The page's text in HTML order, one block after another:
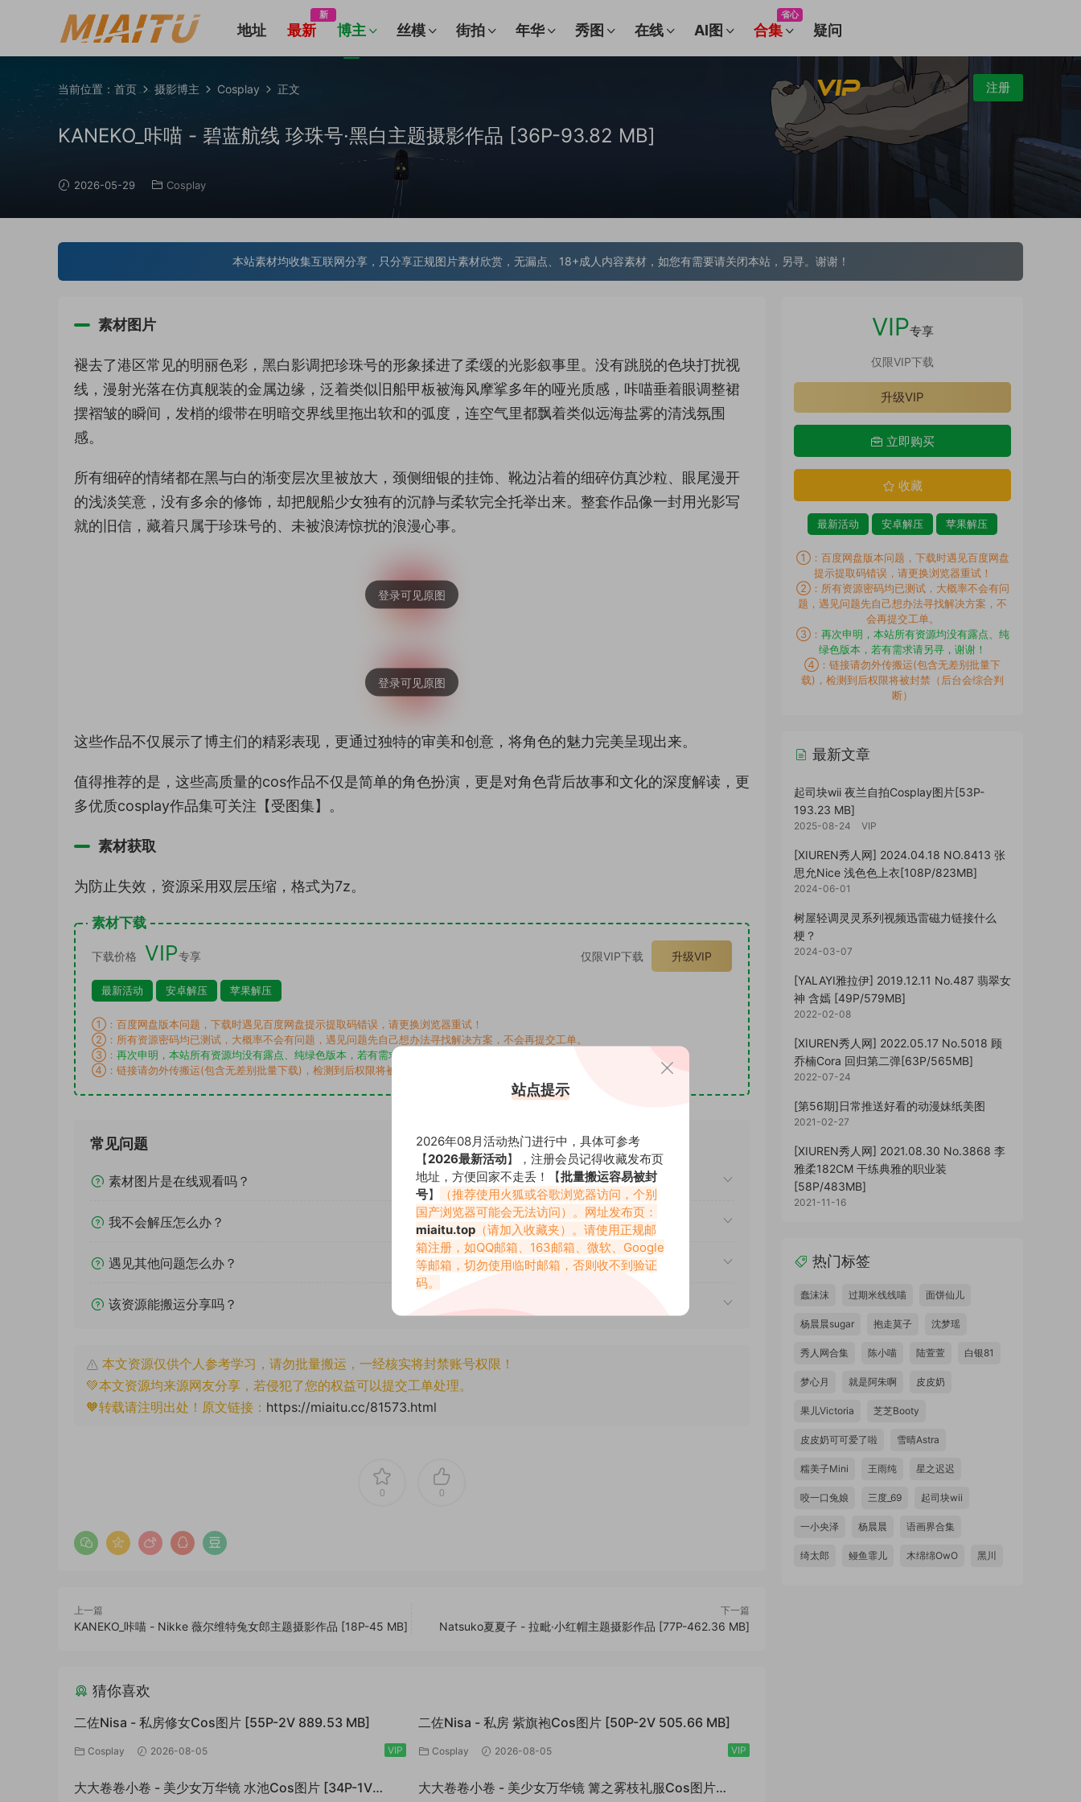
地址 最新
新
博主 丝模 街拍 年华 秀图 在线 AI图 合集
省心
疑问
登录 注册
当前位置： 首页 摄影博主 Cosplay 正文
KANEKO_咔喵 - 碧蓝航线 珍珠号·黑白主题摄影作品 [36P-93.82 MB]
2026-05-29 Cosplay
本站素材均收集互联网分享，只分享正规图片素材欣赏，无漏点、18+成人内容素材，如您有需要请关闭本站，另寻。谢谢！
素材图片
褪去了港区常见的明丽色彩，黑白影调把珍珠号的形象揉进了柔缓的光影叙事里。没有跳脱的色块打扰视
线，漫射光落在仿真舰装的金属边缘，泛着类似旧船甲板被海风摩挲多年的哑光质感，咔喵垂着眼调整裙
摆褶皱的瞬间，发梢的缎带在明暗交界线里拖出软和的弧度，连空气里都飘着类似远海盐雾的清浅氛围
感。
所有细碎的情绪都在黑与白的渐变层次里被放大，颈侧细银的挂饰、靴边沾着的细碎仿真沙粒、眼尾漫开
的浅淡笑意，没有多余的修饰，却把舰船少女独有的沉静与柔软完全托举出来。整套作品像一封用光影写
就的旧信，藏着只属于珍珠号的、未被浪涛惊扰的浪漫心事。
这些作品不仅展示了博主们的精彩表现，更通过独特的审美和创意，将角色的魅力完美呈现出来。
值得推荐的是，这些高质量的cos作品不仅是简单的角色扮演，更是对角色背后故事和文化的深度解读，更
多优质cosplay作品集可关注【受图集】。
素材获取
为防止失效，资源采用双层压缩，格式为7z。
素材下载
下载价格 VIP专享 仅限VIP下载 升级VIP
最新活动 安卓解压 苹果解压
①：百度网盘版本问题，下载时遇见百度网盘提示提取码错误，请更换浏览器重试！
②：所有资源密码均已测试，大概率不会有问题，遇见问题先自己想办法寻找解决方案，不会再提交工单。
③： 再次申明，本站所有资源均没有露点、纯绿色版本，若有需求请另寻，谢谢！
④：链接请勿外传搬运(包含无差别批量下载)，检测到后权限将被封禁（后台会综合判断）
常见问题
素材图片是在线观看吗？
我不会解压怎么办？
遇见其他问题怎么办？
该资源能搬运分享吗？
本文资源仅供个人参考学习，请勿批量搬运，一经核实将封禁账号权限！
💚本文资源均来源网友分享，若侵犯了您的权益可以提交工单处理。
🧡转载请注明出处！原文链接： https://miaitu.cc/81573.html
0 0
上一篇
KANEKO_咔喵 - Nikke 薇尔维特兔女郎主题摄影作品 [18P-45 MB]
下一篇
Natsuko夏夏子 - 拉毗·小红帽主题摄影作品 [77P-462.36 MB]
猜你喜欢
二佐Nisa - 私房修女Cos图片 [55P-2V 889.53 MB]
Cosplay 2026-08-05 VIP
二佐Nisa - 私房 紫旗袍Cos图片 [50P-2V 505.66 MB]
Cosplay 2026-08-05 VIP
大大卷卷小卷 - 美少女万华镜 水池Cos图片 [34P-1V
大大卷卷小卷 - 美少女万华镜 篝之雾枝礼服Cos图片
VIP专享
仅限VIP下载
升级VIP
立即购买
收藏
最新活动 安卓解压 苹果解压
①：百度网盘版本问题，下载时遇见百度网盘
提示提取码错误，请更换浏览器重试！
②：所有资源密码均已测试，大概率不会有问
题，遇见问题先自己想办法寻找解决方案，不
会再提交工单。
③： 再次申明，本站所有资源均没有露点、纯
绿色版本，若有需求请另寻，谢谢！
④：链接请勿外传搬运(包含无差别批量下
载)，检测到后权限将被封禁（后台会综合判
断）
最新文章
起司块wii 夜兰自拍Cosplay图片[53P-
193.23 MB]
2025-08-24 VIP
[XIUREN秀人网] 2024.04.18 NO.8413 张
思允Nice 浅色色上衣[108P/823MB]
2024-06-01
树屋轻调灵灵系列视频迅雷磁力链接什么
梗？
2024-03-07
[YALAYI雅拉伊] 2019.12.11 No.487 翡翠女
神 含嫣 [49P/579MB]
2022-02-08
[XIUREN秀人网] 2022.05.17 No.5018 顾
乔楠Cora 回归第二弹[63P/565MB]
2022-07-24
[第56期]日常推送好看的动漫妹纸美图
2021-02-27
[XIUREN秀人网] 2021.08.30 No.3868 李
雅柔182CM 干练典雅的职业装
[58P/483MB]
2021-11-16
热门标签
蠢沫沫 过期米线线喵 面饼仙儿
杨晨晨sugar 抱走莫子 沈梦瑶
秀人网合集 陈小喵 陆萱萱 白银81
梦心月 就是阿朱啊 皮皮奶
果儿Victoria 芝芝Booty
皮皮奶可可爱了啦 雪晴Astra
糯美子Mini 王雨纯 星之迟迟
咬一口兔娘 三度_69 起司块wii
一小央泽 杨晨晨 语画界合集
绮太郎 鳗鱼霏儿 木绵绵OwO 黑川
站点提示
2026年08月活动热门进行中，具体可参考
【2026最新活动】，注册会员记得收藏发布页
地址，方便回家不走丢！【批量搬运容易被封
号】
（推荐使用火狐或谷歌浏览器访问，个别
国产浏览器可能会无法访问）。网址发布页：
miaitu.top （请加入收藏夹）。请使用正规邮
箱注册，如QQ邮箱、163邮箱、微软、Google
等邮箱，切勿使用临时邮箱，否则收不到验证
码。